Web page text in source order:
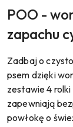
POO -
zapachu
Zadbaj o
psem dzięki
zestawie 4 rolki
zapewniają
powłokę o